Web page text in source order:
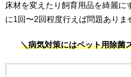
床材を変えたり飼育用品を綺麗に
に1回〜2回程度行えば問題ありま
＼病気対策にはペット用除菌